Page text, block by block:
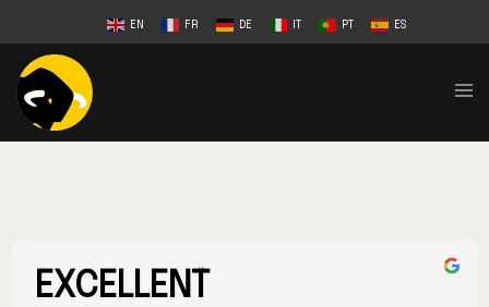
EN FR DE PT ES
EXCELLENT